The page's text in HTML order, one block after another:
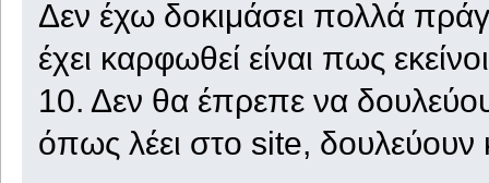
Δεν έχω δοκιμάσει πολλά
έχει καρφωθεί είναι πως
10. Δεν θα έπρεπε να
όπως λέει στο site, δουλεύουν